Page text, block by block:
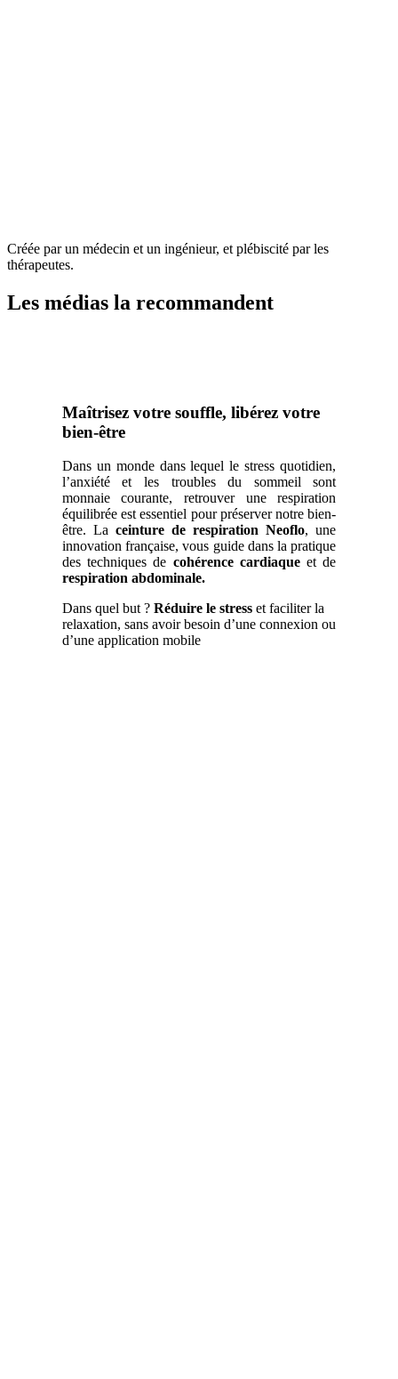
Créée par un médecin et un ingénieur, et plébiscité par les
thérapeutes.
Les médias la recommandent
Maîtrisez votre souffle, libérez votre
bien-être
Dans un monde dans lequel le stress quotidien,
l’anxiété et les troubles du sommeil sont
monnaie courante, retrouver une respiration
équilibrée est essentiel pour préserver notre bien-
être. La ceinture de respirationNeoflo, une
innovation française, vous guide dans la pratique
des techniques de cohérence cardiaqueet de
respiration abdominale.
Dans quel but ? Réduire le stresset faciliter la
relaxation, sans avoir besoin d’une connexion ou
d’une application mobile